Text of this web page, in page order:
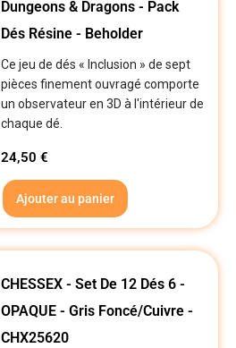
Dungeons & Dragons - Pack
Dés Résine - Beholder
Ce jeu de dés « Inclusion » de sept
pièces finement ouvragé comporte
un observateur en 3D à l'intérieur de
chaque dé.
24,50€
Ajouter au panier
CHESSEX - Set De 12 Dés 6 -
OPAQUE - Gris Foncé/Cuivre -
CHX25620